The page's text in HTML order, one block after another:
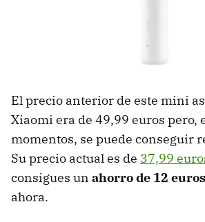
El precio anterior de este mini
Xiaomi era de 49,99 euros pero,
momentos, se puede conseguir
Su precio actual es de 37,99
consigues un ahorro de 12 euros
ahora.